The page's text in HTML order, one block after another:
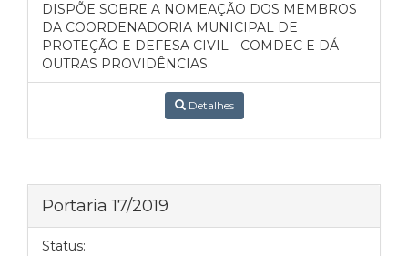
DISPÕE SOBRE A NOMEAÇÃO DOS MEMBROS
DA COORDENADORIA MUNICIPAL DE
PROTEÇÃO E DEFESA CIVIL - COMDEC E DÁ
OUTRAS PROVIDÊNCIAS.
Detalhes
Portaria 17/2019
Status: